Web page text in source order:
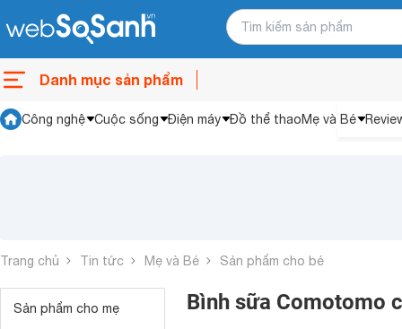
Danh mục sản phẩm
Công nghệ Cuộc sống Điện máy Đồ thể thaoMẹ và Bé
Trang chủ Tin tức Mẹ và Bé Sản phẩm cho bé
Sản phẩm cho mẹ Bình sữa Comotomo